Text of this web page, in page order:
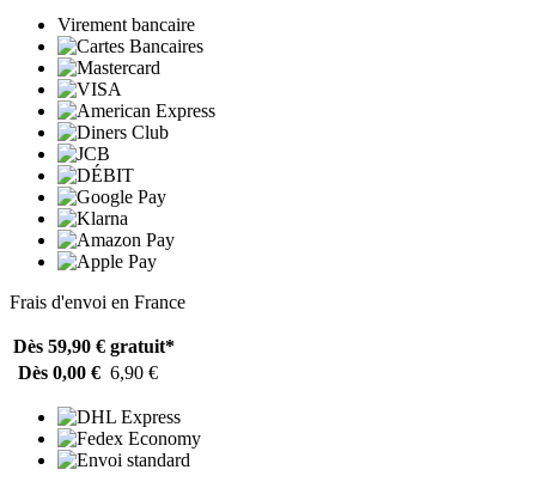
Virement bancaire
Frais d'envoi en France
Dès 59,90 € gratuit*
Dès 0,00 € 6,90 €